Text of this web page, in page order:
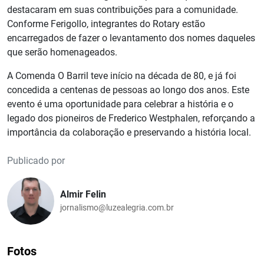
destacaram em suas contribuições para a comunidade.
Conforme Ferigollo, integrantes do Rotary estão
encarregados de fazer o levantamento dos nomes daqueles
que serão homenageados.
A Comenda O Barril teve início na década de 80, e já foi
concedida a centenas de pessoas ao longo dos anos. Este
evento é uma oportunidade para celebrar a história e o
legado dos pioneiros de Frederico Westphalen, reforçando a
importância da colaboração e preservando a história local.
Publicado por
Almir Felin
jornalismo@luzealegria.com.br
Fotos